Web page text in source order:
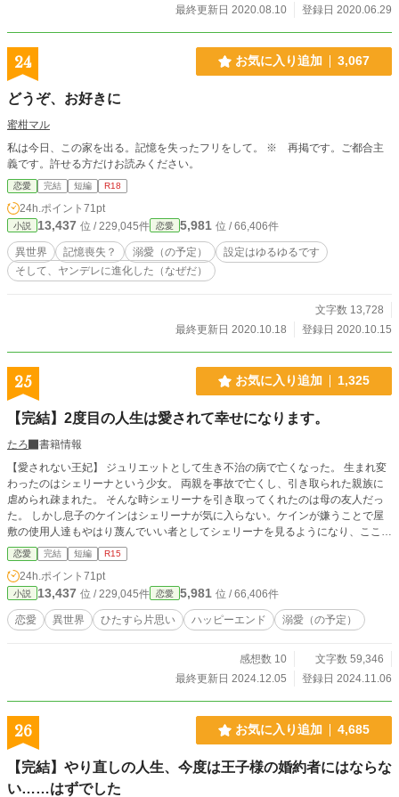
最終更新日 2020.08.10 登録日 2020.06.29
24 お気に入り追加 3,067
どうぞ、お好きに
蜜柑マル
私は今日、この家を出る。記憶を失ったフリをして。 ※ 再掲です。ご都合主
義です。許せる方だけお読みください。
恋愛 完結 短編 R18
24h.ポイント 71pt
小説 13,437 位 / 229,045件 恋愛 5,981 位 / 66,406件
異世界 記憶喪失？ 溺愛（の予定）
設定はゆるゆるです
そして、ヤンデレに進化した（なぜだ）
文字数 13,728
最終更新日 2020.10.18
登録日 2020.10.15
25 お気に入り追加 1,325
【完結】2度目の人生は愛されて幸せになります。
たろ
書籍情報
【愛されない王妃】 ジュリエットとして生き不治の病で亡くなった。 生まれ変
わったのはシェリーナという少女。 両親を事故で亡くし、引き取られた親族に
虐められ疎まれた。 そんな時シェリーナを引き取ってくれたのは母の友人だっ
た。 しかし息子のケインはシェリーナが気に入らない。ケインが嫌うことで屋
敷の使用人達もやはり蔑んでいい者としてシェリーナを見るようになり、ここで
もシェリーナは辛い日々を過ごすことになった。 ケインがシェリーナと仲良く
なるにつれシェリーナの屋敷での生活が令嬢らしくないことに気がついたケイ
ン。 そして自分の態度がシェリーナを苦しめていたことに気がつき、落ち込み
後悔しながらもう一度関係を新たに築くために必死で信用を得ようと頑張る。
そしてシェリーナも心を開き始めた。
恋愛 完結 短編 R15
24h.ポイント 71pt
小説 13,437 位 / 229,045件 恋愛 5,981 位 / 66,406件
恋愛 異世界 ひたすら片思い ハッピーエンド 溺愛（の予定）
感想数 10
文字数 59,346
最終更新日 2024.12.05
登録日 2024.11.06
26 お気に入り追加 4,685
【完結】やり直しの人生、今度は王子様の婚約者にはならな
い……はずでした